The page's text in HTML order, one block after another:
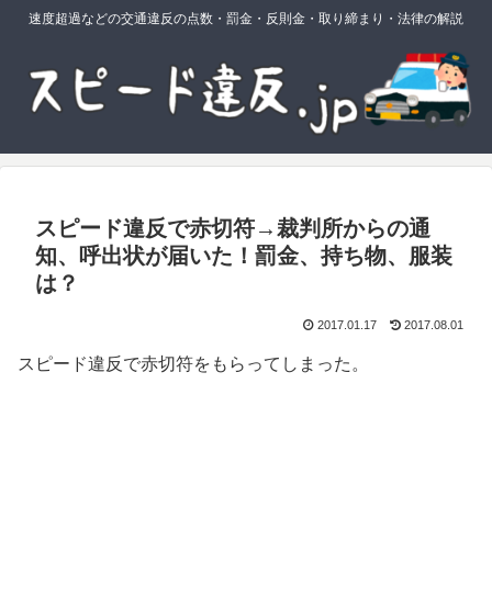
速度超過などの交通違反の点数・罰金・反則金・取り締まり・法律の解説
スピード違反で赤切符→裁判所からの通
知、呼出状が届いた！罰金、持ち物、服装
は？
2017.01.17 2017.08.01
スピード違反で赤切符をもらってしまった。